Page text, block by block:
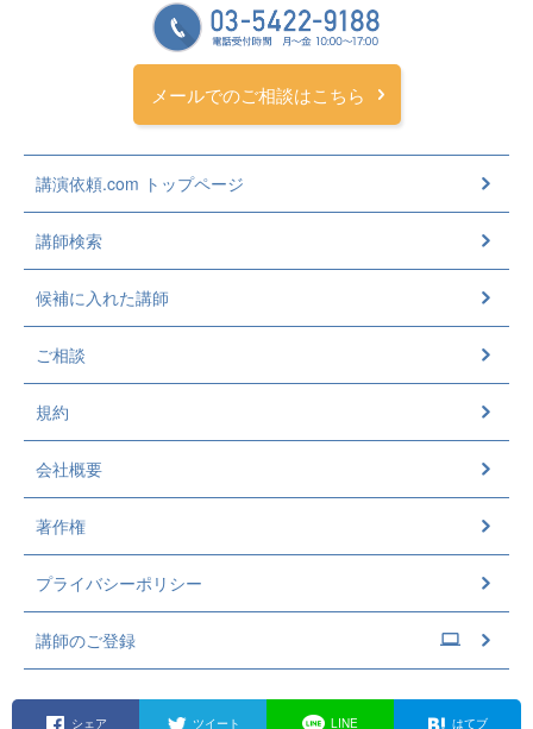
メールでのご相談はこちら
講演依頼.com トップページ
講師検索
候補に入れた講師
ご相談
規約
会社概要
著作権
プライバシーポリシー
講師のご登録
シェア ツイート LINE はてブ